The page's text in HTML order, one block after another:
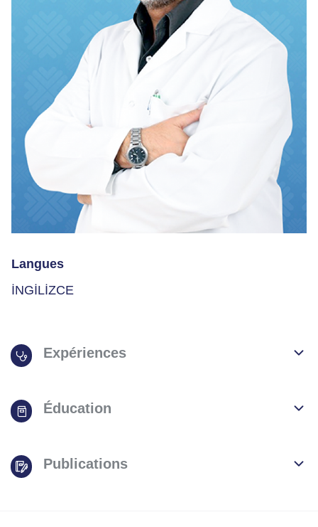
Langues
İNGİLİZCE
Expériences
Éducation
Publications